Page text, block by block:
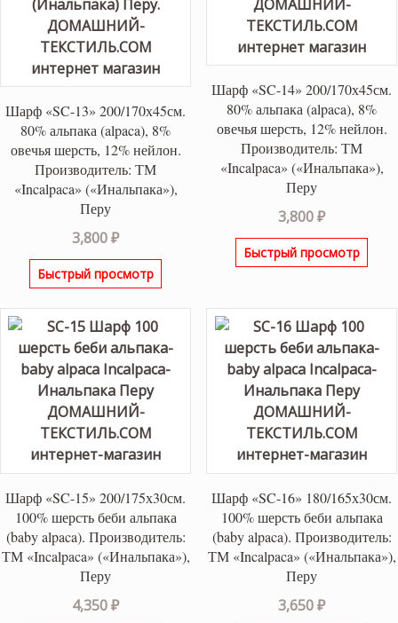
Шарф «SC-13» 200/170х45см.
80% альпака (alpaca), 8%
овечья шерсть, 12% нейлон.
Производитель: ТМ
«Incalpaca» («Инальпака»),
Перу
3,800₽
Быстрый просмотр
Шарф «SC-14» 200/170х45см.
80% альпака (alpaca), 8%
овечья шерсть, 12% нейлон.
Производитель: ТМ
«Incalpaca» («Инальпака»),
Перу
3,800₽
Быстрый просмотр
Шарф «SC-15» 200/175х30см.
100% шерсть беби альпака
(baby alpaca). Производитель:
ТМ «Incalpaca» («Инальпака»),
Перу
4,350₽
Шарф «SC-16» 180/165х30см.
100% шерсть беби альпака
(baby alpaca). Производитель:
ТМ «Incalpaca» («Инальпака»),
Перу
3,650₽